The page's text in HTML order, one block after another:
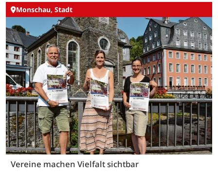
Monschau, Stadt
Vereine machen Vielfalt sichtbar